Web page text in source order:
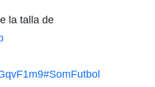
la talla de
#SomFutbol